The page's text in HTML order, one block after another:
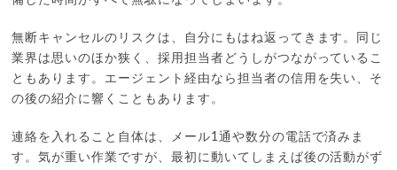
無断キャンセルのリスクは、自分にもはね返ってきます。同じ
業界は思いのほか狭く、採用担当者どうしがつながっているこ
ともあります。エージェント経由なら担当者の信用を失い、そ
の後の紹介に響くこともあります。
連絡を入れること自体は、メール1通や数分の電話で済みま
す。気が重い作業ですが、最初に動いてしまえば後の活動がず